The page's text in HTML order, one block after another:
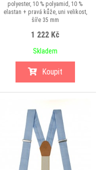
polyester, 10 % polyamid, 10 %
elastan + pravá kůže, uni velikost,
šíře 35 mm
1 222 Kč
Skladem
Koupit